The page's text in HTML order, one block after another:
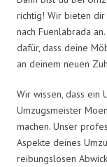
richtig! Wir bieten
nach Fuenlabrada
dafür, dass deine
an deinem neuen
Wir wissen, dass ein
Umzugsmeister
machen. Unser
Aspekte deines
reibungslosen